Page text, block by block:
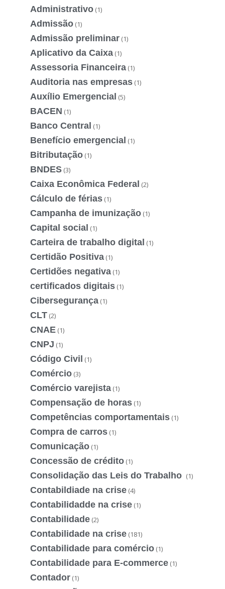
Administrativo (1)
Admissão (1)
Admissão preliminar (1)
Aplicativo da Caixa (1)
Assessoria Financeira (1)
Auditoria nas empresas (1)
Auxílio Emergencial (5)
BACEN (1)
Banco Central (1)
Benefício emergencial (1)
Bitributação (1)
BNDES (3)
Caixa Econômica Federal (2)
Cálculo de férias (1)
Campanha de imunização (1)
Capital social (1)
Carteira de trabalho digital (1)
Certidão Positiva (1)
Certidões negativa (1)
certificados digitais (1)
Cibersegurança (1)
CLT (2)
CNAE (1)
CNPJ (1)
Código Civil (1)
Comércio (3)
Comércio varejista (1)
Compensação de horas (1)
Competências comportamentais (1)
Compra de carros (1)
Comunicação (1)
Concessão de crédito (1)
Consolidação das Leis do Trabalho (1)
Contabildiade na crise (4)
Contabilidadde na crise (1)
Contabilidade (2)
Contabilidade na crise (181)
Contabilidade para comércio (1)
Contabilidade para E-commerce (1)
Contador (1)